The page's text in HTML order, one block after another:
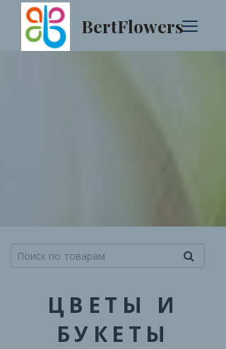
BertFlowers
ЦВЕТЫ И
БУКЕТЫ